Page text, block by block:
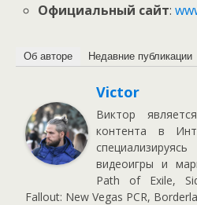
Официальный сайт:
Об авторе Недавние публикации
Victor
Виктор
контента в
видеоигры и
Path of Exile,
Fallout: New Vegas PCR,